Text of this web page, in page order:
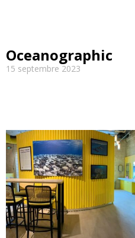
Oceanographic
15 septembre 2023